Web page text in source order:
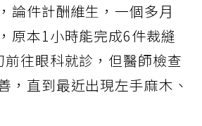
論件計酬維生，一個多月
原本1小時能完成6件裁縫
往眼科就診，但醫師檢查
，直到最近出現左手麻木、